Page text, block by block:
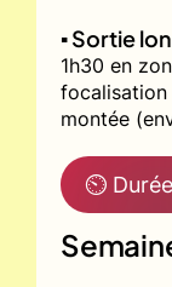
▪️ Sortie
1h30 en
focalisation
montée
⏲